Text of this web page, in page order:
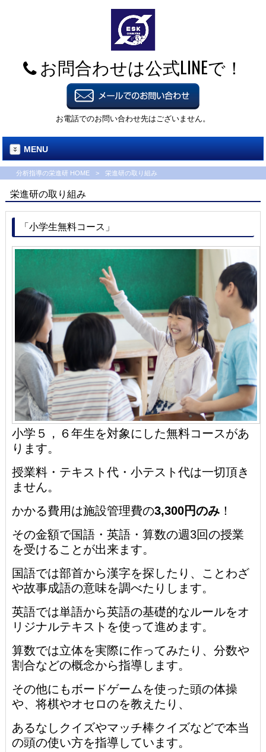
お問合わせは公式LINEで！
お電話でのお問い合わせ先はございません。
MENU
分析指導の栄進研 HOME > 栄進研の取り組み
栄進研の取り組み
「小学生無料コース」
小学５，６年生を対象にした無料コースがあ
ります。
授業料・テキスト代・小テスト代は一切頂き
ません。
かかる費用は施設管理費の3,300円のみ！
その金額で国語・英語・算数の週3回の授業
を受けることが出来ます。
国語では部首から漢字を探したり、ことわざ
や故事成語の意味を調べたりします。
英語では単語から英語の基礎的なルールをオ
リジナルテキストを使って進めます。
算数では立体を実際に作ってみたり、分数や
割合などの概念から指導します。
その他にもボードゲームを使った頭の体操
や、 将棋やオセロのを教えたり、
あるなしクイズやマッチ棒クイズなどで本当
の頭の使い方を指導しています。